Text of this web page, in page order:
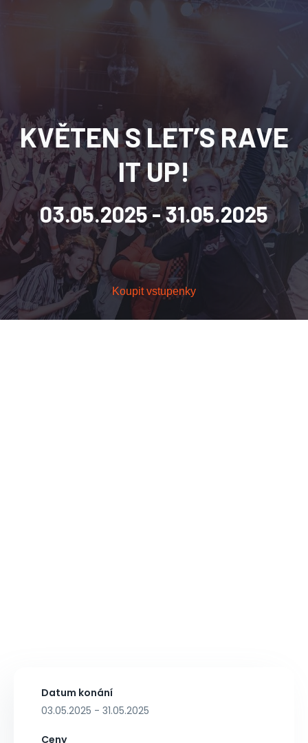
KVĚTEN S LET’S RAVE
IT UP!
03.05.2025- 31.05.2025
Koupit vstupenky
Datum konání
03.05.2025 - 31.05.2025
Ceny